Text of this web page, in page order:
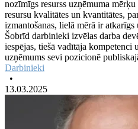
nozīmīgs resurss uzņēmuma
resursu kvalitātes un kvantitātes,
izmantošanas, lielā mērā ir
Šobrīd darbinieki izvēlas darba
iespējas, tiešā vadītāja
uzņēmums sevi pozicionē
Darbinieki
•
13.03.2025